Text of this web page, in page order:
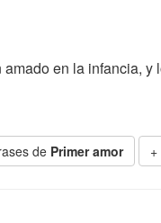
en la infancia,
de Primer amor